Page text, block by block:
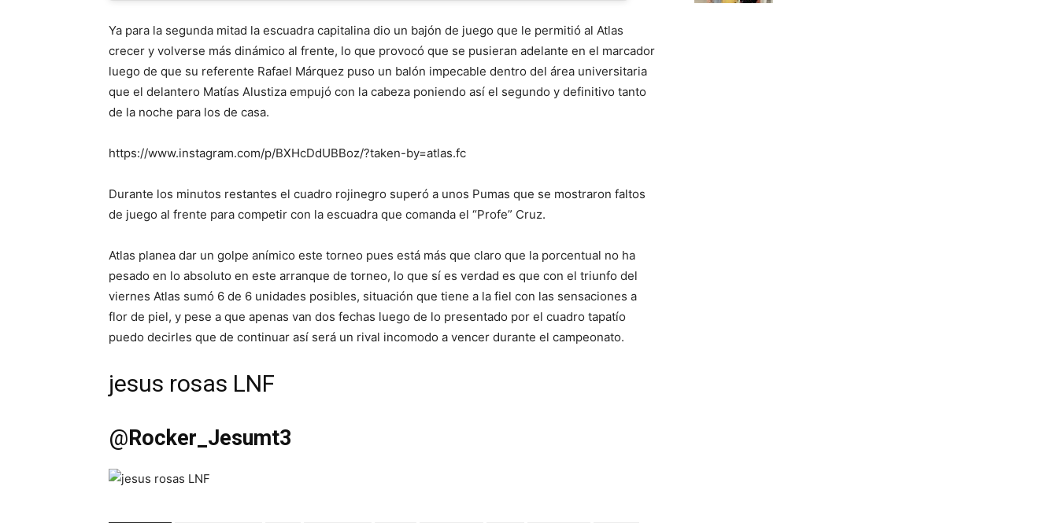
Ya para la segunda mitad la escuadra capitalina dio un bajón de juego que le permitió al Atlas
crecer y volverse más dinámico al frente, lo que provocó que se pusieran adelante en el marcador
luego de que su referente Rafael Márquez puso un balón impecable dentro del área universitaria
que el delantero Matías Alustiza empujó con la cabeza poniendo así el segundo y definitivo tanto
de la noche para los de casa.
https://www.instagram.com/p/BXHcDdUBBoz/?taken-by=atlas.fc
Durante los minutos restantes el cuadro rojinegro superó a unos Pumas que se mostraron faltos
de juego al frente para competir con la escuadra que comanda el “Profe” Cruz.
Atlas planea dar un golpe anímico este torneo pues está más que claro que la porcentual no ha
pesado en lo absoluto en este arranque de torneo, lo que sí es verdad es que con el triunfo del
viernes Atlas sumó 6 de 6 unidades posibles, situación que tiene a la fiel con las sensaciones a
flor de piel, y pese a que apenas van dos fechas luego de lo presentado por el cuadro tapatío
puedo decirles que de continuar así será un rival incomodo a vencer durante el campeonato.
jesus rosas LNF
@Rocker_Jesumt3